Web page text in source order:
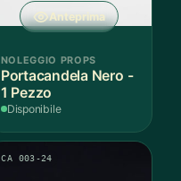
Anteprima
NOLEGGIO PROPS
Portacandela Nero -
1 Pezzo
Disponibile
CA 003-24